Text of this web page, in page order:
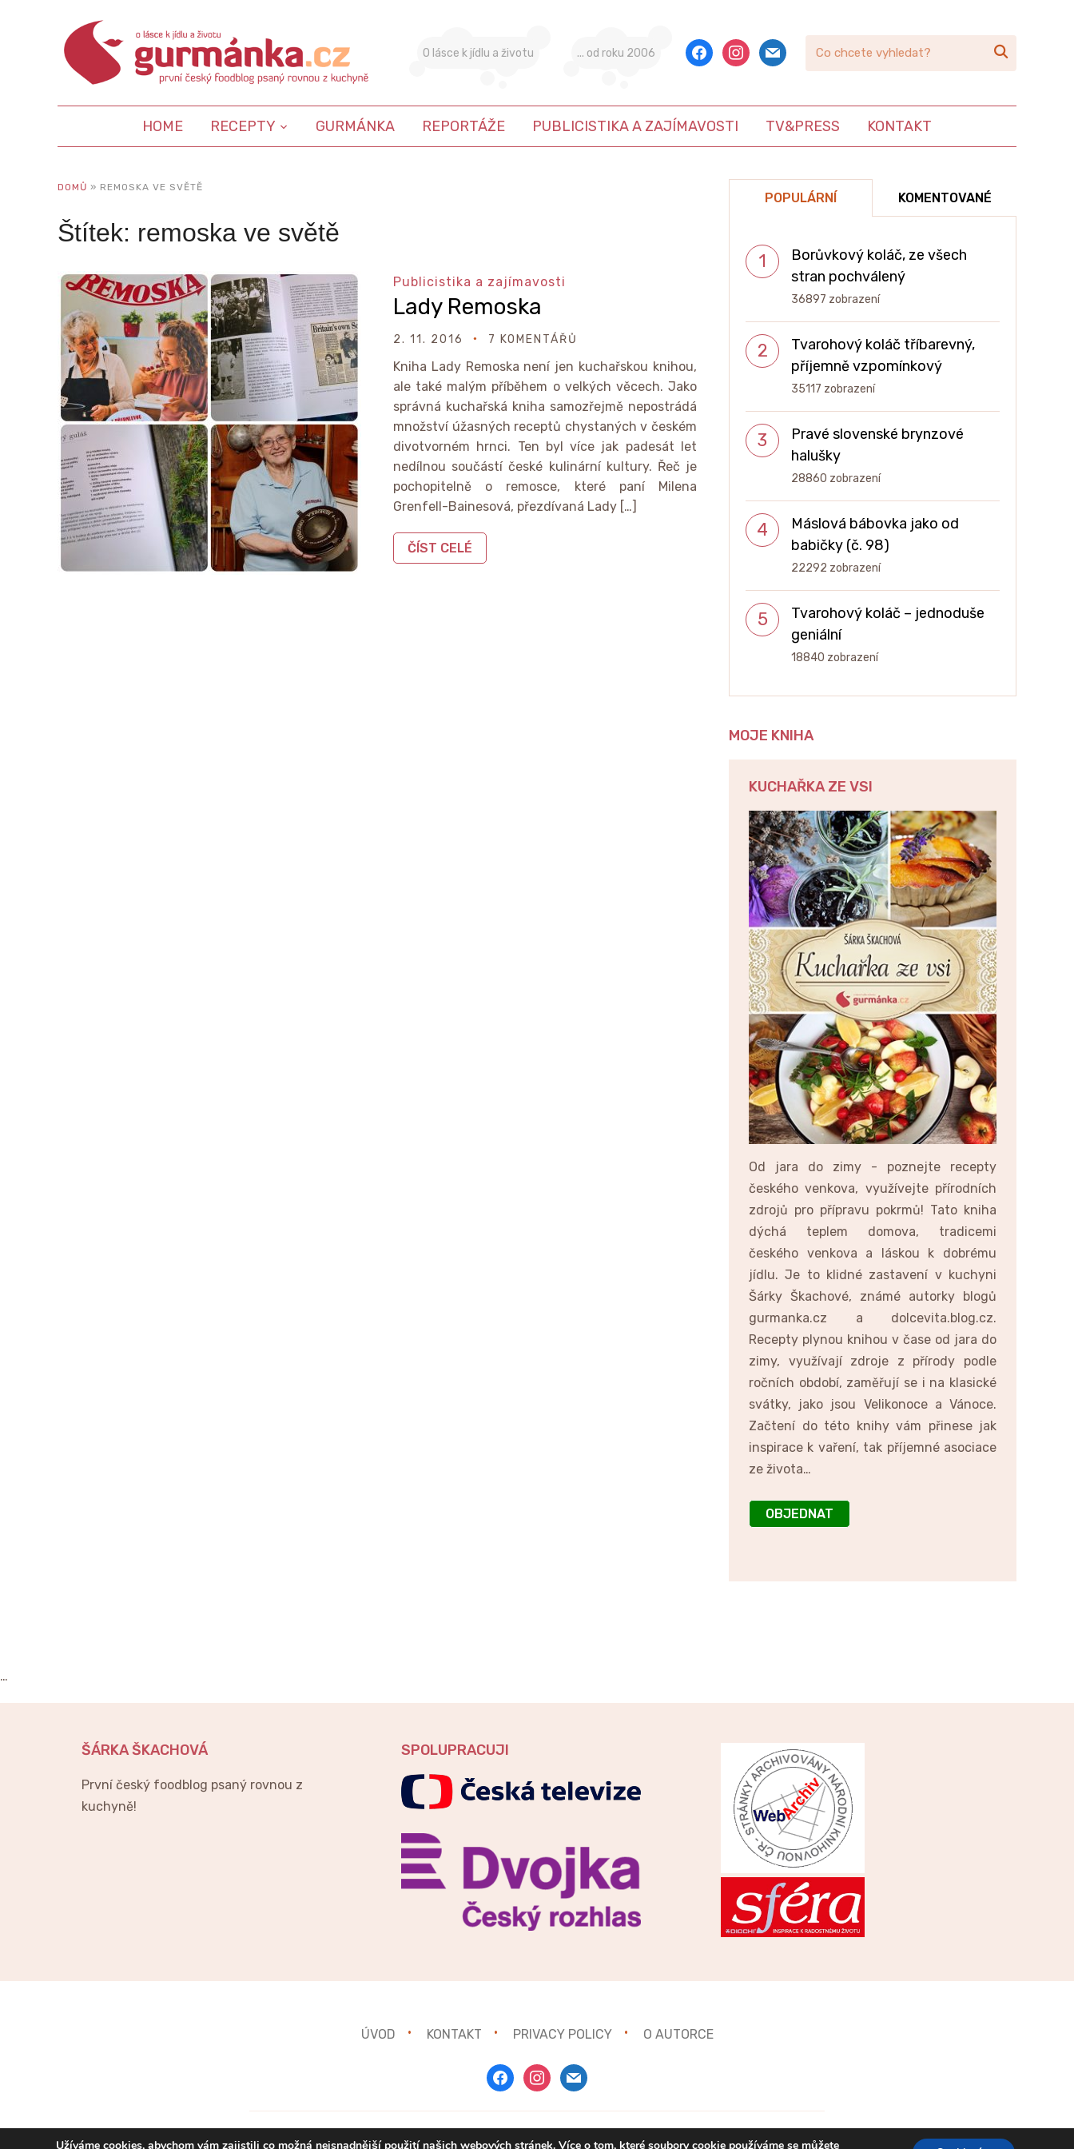
O lásce k jídlu a životu ... od roku 2006 facebookinstagram
mail 
HOME RECEPTY GURMÁNKA REPORTÁŽE PUBLICISTIKA A ZAJÍMAVOSTI TV&PRESS KONTAKT
DOMŮ » REMOSKA VE SVĚTĚ
Štítek: remoska ve světě
Publicistika a zajímavosti
Lady Remoska
2. 11. 2016 7 KOMENTÁŘŮ
Kniha Lady Remoska není jen kuchařskou knihou,
ale také malým příběhem o velkých věcech. Jako
správná kuchařská kniha samozřejmě nepostrádá
množství úžasných receptů chystaných v českém
divotvorném hrnci. Ten byl více jak padesát let
nedílnou součástí české kulinární kultury. Řeč je
pochopitelně o remosce, které paní Milena
Grenfell-Bainesová, přezdívaná Lady […]
ČÍST CELÉ
POPULÁRNÍ KOMENTOVANÉ
Borůvkový koláč, ze všech
stran pochválený
36897 zobrazení
Tvarohový koláč tříbarevný,
příjemně vzpomínkový
35117 zobrazení
Pravé slovenské brynzové
halušky
28860 zobrazení
Máslová bábovka jako od
babičky (č. 98)
22292 zobrazení
Tvarohový koláč – jednoduše
geniální
18840 zobrazení
MOJE KNIHA
KUCHAŘKA ZE VSI
Od jara do zimy - poznejte recepty
českého venkova, využívejte přírodních
zdrojů pro přípravu pokrmů! Tato kniha
dýchá teplem domova, tradicemi
českého venkova a láskou k dobrému
jídlu. Je to klidné zastavení v kuchyni
Šárky Škachové, známé autorky blogů
gurmanka.cz a dolcevita.blog.cz.
Recepty plynou knihou v čase od jara do
zimy, využívají zdroje z přírody podle
ročních období, zaměřují se i na klasické
svátky, jako jsou Velikonoce a Vánoce.
Začtení do této knihy vám přinese jak
inspirace k vaření, tak příjemné asociace
ze života…
OBJEDNAT
…
ŠÁRKA ŠKACHOVÁ
První český foodblog psaný rovnou z
kuchyně!
SPOLUPRACUJI
ÚVOD KONTAKT PRIVACY POLICY O AUTORCE
facebookinstagram
mail
Copyright © 2021Gurmánka.cz
Užíváme cookies, abychom vám zajistili co možná nejsnadnější použití našich webových stránek. Více o tom, které soubory cookie používáme se můžete